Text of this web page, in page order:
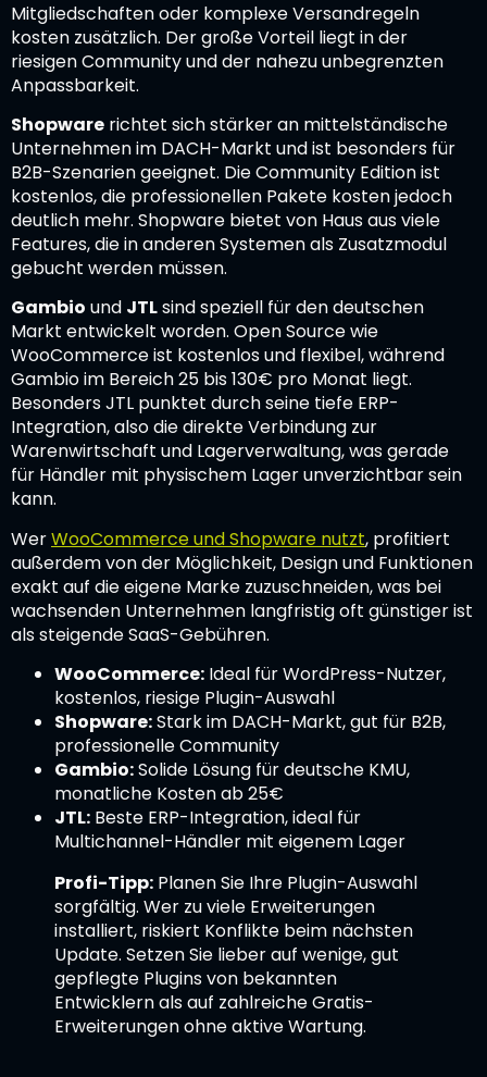
Mitgliedschaften oder komplexe Versandregeln
kosten zusätzlich. Der große Vorteil liegt in der
riesigen Community und der nahezu unbegrenzten
Anpassbarkeit.
Shopware richtet sich stärker an mittelständische
Unternehmen im DACH-Markt und ist besonders für
B2B-Szenarien geeignet. Die Community Edition ist
kostenlos, die professionellen Pakete kosten jedoch
deutlich mehr. Shopware bietet von Haus aus viele
Features, die in anderen Systemen als Zusatzmodul
gebucht werden müssen.
Gambio und JTLsind speziell für den deutschen
Markt entwickelt worden. Open Source wie
WooCommerce ist kostenlos und flexibel, während
Gambio im Bereich 25 bis 130€ pro Monat liegt.
Besonders JTL punktet durch seine tiefe ERP-
Integration, also die direkte Verbindung zur
Warenwirtschaft und Lagerverwaltung, was gerade
für Händler mit physischem Lager unverzichtbar sein
kann.
WerWooCommerce und Shopware nutzt, profitiert
außerdem von der Möglichkeit, Design und Funktionen
exakt auf die eigene Marke zuzuschneiden, was bei
wachsenden Unternehmen langfristig oft günstiger ist
als steigende SaaS-Gebühren.
WooCommerce: Ideal für WordPress-Nutzer,
kostenlos, riesige Plugin-Auswahl
Shopware:Stark im DACH-Markt, gut für B2B,
professionelle Community
Gambio:Solide Lösung für deutsche KMU,
monatliche Kosten ab 25€
JTL: Beste ERP-Integration, ideal für
Multichannel-Händler mit eigenem Lager
Profi-Tipp: Planen Sie Ihre Plugin-Auswahl
sorgfältig. Wer zu viele Erweiterungen
installiert, riskiert Konflikte beim nächsten
Update. Setzen Sie lieber auf wenige, gut
gepflegte Plugins von bekannten
Entwicklern als auf zahlreiche Gratis-
Erweiterungen ohne aktive Wartung.